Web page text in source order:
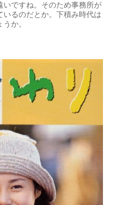
ですね。そのため事務所が
るのだとか。下積み時代は
か。